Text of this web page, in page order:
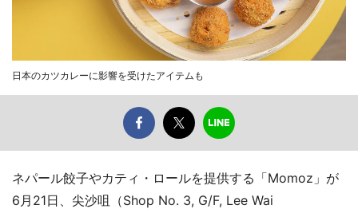
日本のカツカレーに影響を受けたアイテムも
ネパール餃子やカティ・ロールを提供する「Momoz」が
6月21日、尖沙咀（Shop No. 3, G/F, Lee Wai